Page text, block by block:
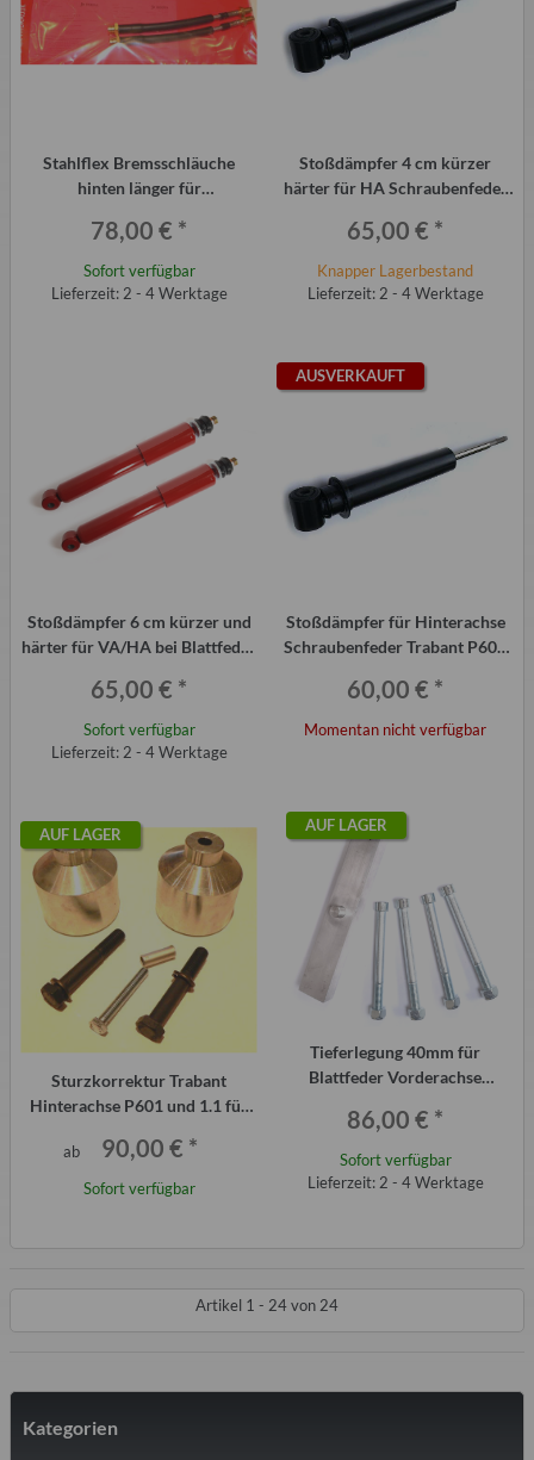
Stahlflex Bremsschläuche
hinten länger für
P601
78,00 € *
Sofort verfügbar
Lieferzeit: 2 - 4 Werktage
Stoßdämpfer 4 cm kürzer
härter für HA Schraubenfeder
65,00 € *
Knapper Lagerbestand
Lieferzeit: 2 - 4 Werktage
Stoßdämpfer 6 cm kürzer und
härter für VA/HA bei Blattfeder
65,00 € *
Sofort verfügbar
Lieferzeit: 2 - 4 Werktage
AUSVERKAUFT
Stoßdämpfer für Hinterachse
Schraubenfeder Trabant P601
60,00 € *
Momentan nicht verfügbar
AUF LAGER
Sturzkorrektur Trabant
Hinterachse P601 und 1.1 für
ab 90,00 € *
Sofort verfügbar
AUF LAGER
Tieferlegung 40mm für
Blattfeder Vorderachse
86,00 € *
Sofort verfügbar
Lieferzeit: 2 - 4 Werktage
Artikel 1 - 24 von 24
Kategorien